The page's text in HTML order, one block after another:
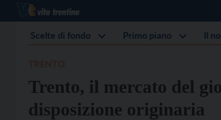
Scelte di fondo Primo piano Il
Trento, il mercato del
disposizione originaria